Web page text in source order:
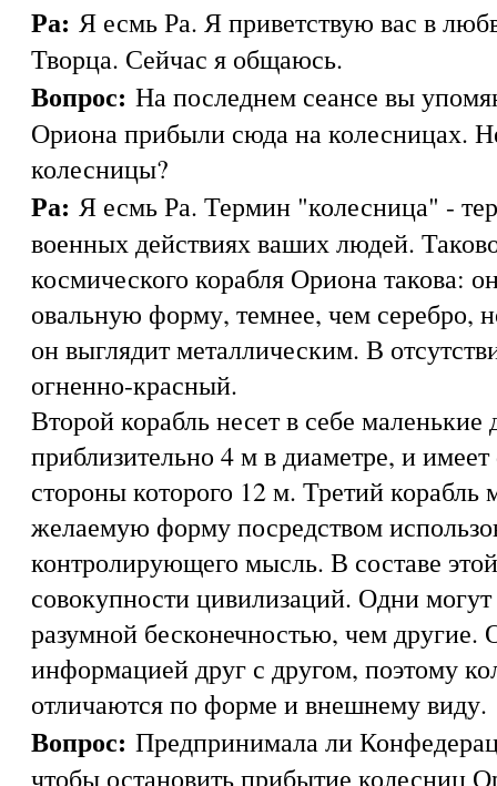
Ра: Я есмь Ра. Я приветствую вас в
Творца. Сейчас я общаюсь.
Вопрос: На последнем сеансе вы
Ориона прибыли сюда на колесницах.
колесницы?
Ра: Я есмь Ра. Термин "колесница" -
военных действиях ваших людей.
космического корабля Ориона такова:
овальную форму, темнее, чем серебро,
он выглядит металлическим. В
огненно-красный.
Второй корабль несет в себе
приблизительно 4 м в диаметре, и
стороны которого 12 м. Третий корабль
желаемую форму посредством
контролирующего мысль. В составе
совокупности цивилизаций. Одни
разумной бесконечностью, чем другие.
информацией друг с другом, поэтому
отличаются по форме и внешнему виду.
Вопрос: Предпринимала ли
чтобы остановить прибытие колесниц